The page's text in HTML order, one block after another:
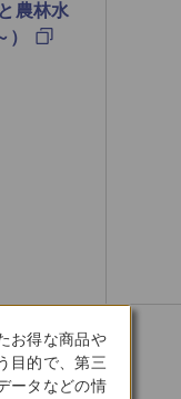
農林水
お得な商品や
目的で、第三
ータなどの情